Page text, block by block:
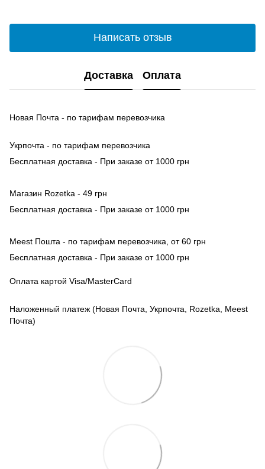
Написать отзыв
Доставка Оплата
Новая Почта - по тарифам перевозчика
Укрпочта - по тарифам перевозчика
Бесплатная доставка - При заказе от 1000 грн
Магазин Rozetka - 49 грн
Бесплатная доставка - При заказе от 1000 грн
Meest Пошта - по тарифам перевозчика, от 60 грн
Бесплатная доставка - При заказе от 1000 грн
Оплата картой Visa/MasterCard
Наложенный платеж (Новая Почта, Укрпочта, Rozetka, Meest
Почта)